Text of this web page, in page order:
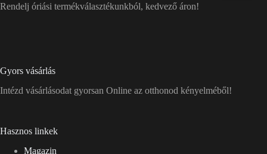
Rendelj óriási termékválasztékunkból, kedvező áron!
Gyors vásárlás
Intézd vásárlásodat gyorsan Online az otthonod kényelméből!
Hasznos linkek
Magazin